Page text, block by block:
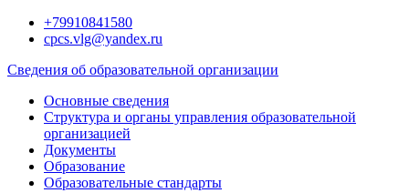
Перейти+79910841580
cpcs.vlg@yandex.ru
Сведения об образовательной организации
Основные сведения
Структура и органы управления образовательной
организацией
Документы
Образование
Образовательные стандарты